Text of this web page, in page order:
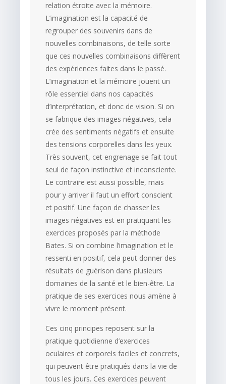
relation étroite avec la mémoire.
L’imagination est la capacité de
regrouper des souvenirs dans de
nouvelles combinaisons, de telle sorte
que ces nouvelles combinaisons diffèrent
des expériences faites dans le passé.
L’imagination et la mémoire jouent un
rôle essentiel dans nos capacités
d’interprétation, et donc de vision. Si on
se fabrique des images négatives, cela
crée des sentiments négatifs et ensuite
des tensions corporelles dans les yeux.
Très souvent, cet engrenage se fait tout
seul de façon instinctive et inconsciente.
Le contraire est aussi possible, mais
pour y arriver il faut un effort conscient
et positif. Une façon de chasser les
images négatives est en pratiquant les
exercices proposés par la méthode
Bates. Si on combine l’imagination et le
ressenti en positif, cela peut donner des
résultats de guérison dans plusieurs
domaines de la santé et le bien-être. La
pratique de ses exercices nous amène à
vivre le moment présent.
Ces cinq principes reposent sur la
pratique quotidienne d’exercices
oculaires et corporels faciles et concrets,
qui peuvent être pratiqués dans la vie de
tous les jours. Ces exercices peuvent